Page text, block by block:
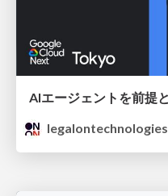
legalontechnologies